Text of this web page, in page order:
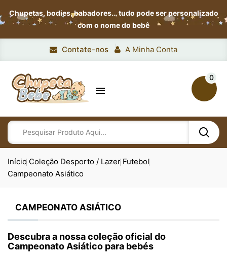
Chupetas, bodies, babadores…tudo pode ser personalizado
com o nome do bebê
Contate-nos A Minha Conta

0
Início Coleção Desporto / Lazer Futebol
Campeonato Asiático
CAMPEONATO ASIÁTICO
Descubra a nossa coleção oficial do
Campeonato Asiático para bebés